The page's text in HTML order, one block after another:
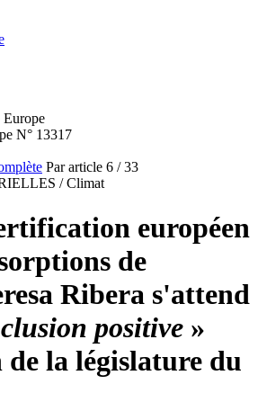
N° 13317
Par article 6 / 33
/ Climat
européen
de
Ribera s'attend
positive »
la législature du